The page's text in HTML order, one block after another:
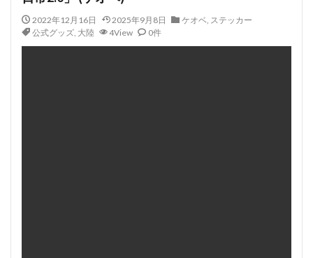
2022年12月16日 2025年9月8日 ケオベ, ステッカー
公式グッズ, 大陸 4View 0件